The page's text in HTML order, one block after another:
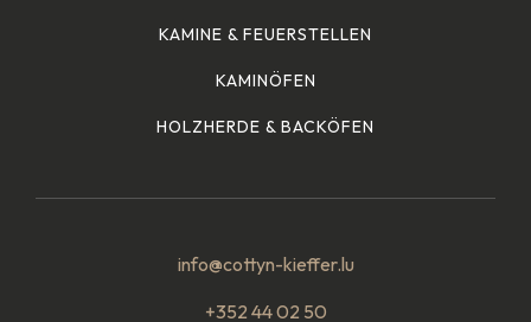
KAMINE & FEUERSTELLEN
KAMINÖFEN
HOLZHERDE & BACKÖFEN
info@cottyn-kieffer.lu
+352 44 02 50